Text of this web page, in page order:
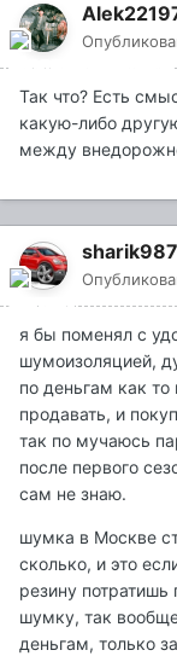
Так что? Есть
какую-либо
между
sharik987
я бы поменял с
шумоизоляцией,
по деньгам как
продавать, и
так по мучаюсь
после первого
сам не знаю.
шумка в Москве
сколько, и это
резину
шумку, так
деньгам, только